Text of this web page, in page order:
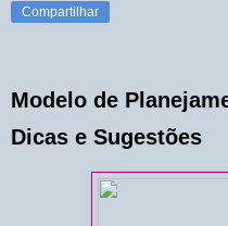
Compartilhar
Modelo de
Dicas e Sugestões